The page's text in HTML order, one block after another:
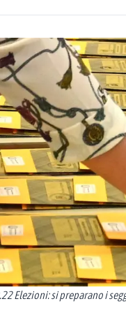
Elezioni: si preparano i